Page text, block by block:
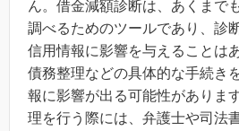
ん。借金減額診断は、あくまで
調べるためのツールであり、診
信用情報に影響を与えることは
債務整理などの具体的な手続き
報に影響が出る可能性がありま
理を行う際には、弁護士や司法